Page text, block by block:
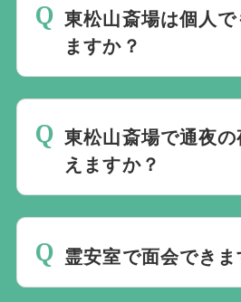
安です。関係市町村以外
100,000円と告別式
120,000円です。延長利
料金がかかる場合があ
東松山斎場は個人で
ますか？
可を受けます。搬送、
営なども必要になるため
葬儀社が代行するのが
東松山斎場で通夜
えますか？
添いが必要です。寝具
ついては、予約時に確
霊安室で面会できま